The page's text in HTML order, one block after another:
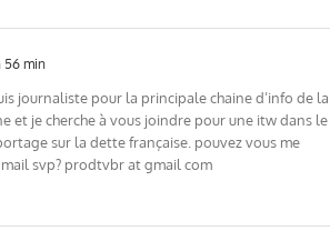
56 min
journaliste pour la principale chaine d’info de la
et je cherche à vous joindre pour une itw dans le
sur la dette française. pouvez vous me
svp? prodtvbr at gmail com